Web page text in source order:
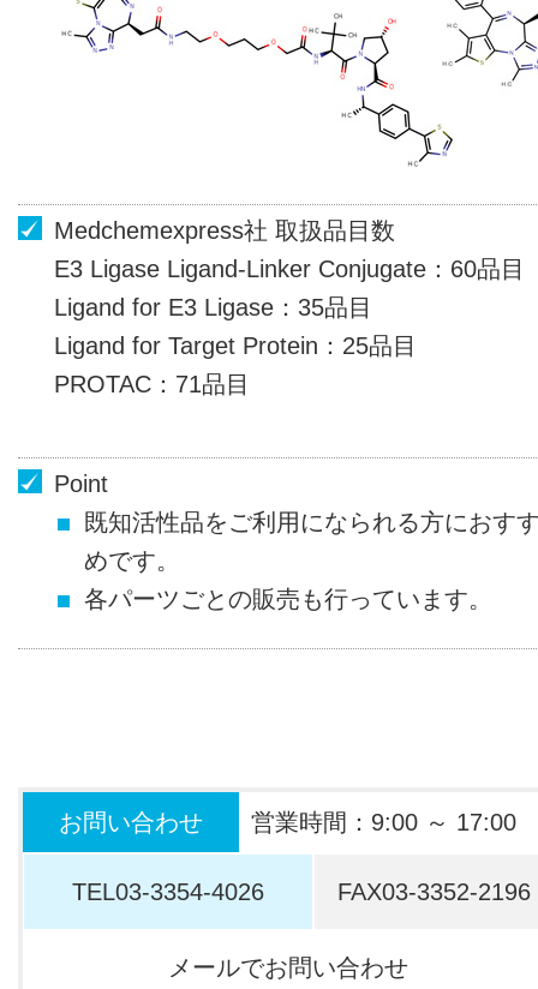
Medchemexpress社 取扱品目数
E3 Ligase Ligand-Linker Conjugate
60品目
Ligand for E3 Ligase
35品目
Ligand for Target Protein
25品目
PROTAC
71品目
Point
既知活性品をご利用になられる方におす
めです。
各パーツごとの販売も行っています。
お問い合わせ 営業時間：9:00 ～ 17:00
TEL03-3354-4026 FAX03-3352-2196
メールでお問い合わせ